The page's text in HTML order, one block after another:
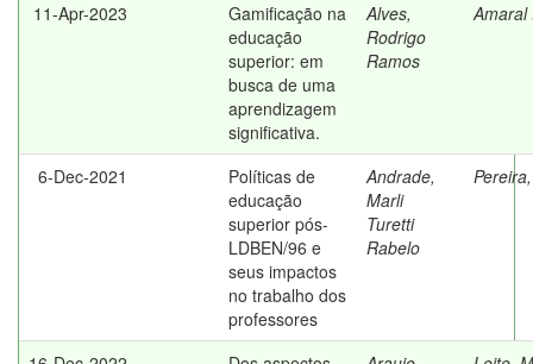
11-Apr-2023
Gamificação na
educação
superior: em
busca de uma
aprendizagem
significativa.
Alves,
Rodrigo
Ramos
Amaral
6-Dec-2021
Políticas de
educação
superior pós-
LDBEN/96 e
seus impactos
no trabalho dos
professores
Andrade,
Marli
Turetti
Rabelo